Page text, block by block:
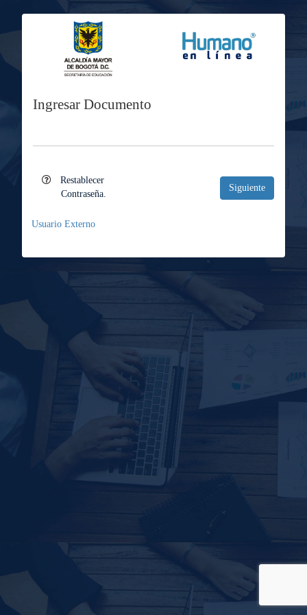
IngresarDocumento
Restablecer
Contraseña.
Siguiente
Usuario Externo